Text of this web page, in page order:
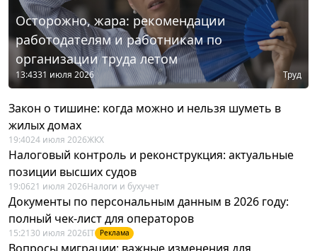
Осторожно, жара: рекомендации
работодателям и работникам по
организации труда летом
13:4331 июля 2026 Труд
Закон о тишине: когда можно и нельзя шуметь в
жилых домах
19:4024 июля 2026ЖКХ
Налоговый контроль и реконструкция: актуальные
позиции высших судов
19:0621 июля 2026Налоги и бухучет
Документы по персональным данным в 2026 году:
полный чек-лист для операторов
15:21 30 июля 2026IT Реклама